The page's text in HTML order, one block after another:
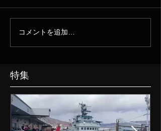
コメントを追加…
特集